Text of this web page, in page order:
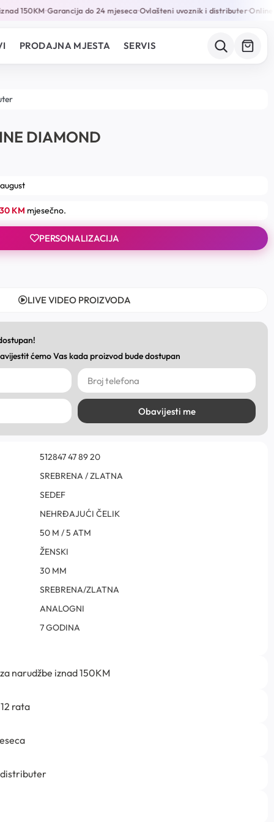
150KM•Garancija do 24 mjeseca•Ovlašteni uvoznik i distributer•Online
PRODAJNA MJESTA SERVIS
DIAMOND
KM mjesečno.
PERSONALIZACIJA
LIVE VIDEO PROIZVODA
ćemo Vas kada proizvod bude dostupan
Obavijesti me
512847 47 89 20
SREBRENA / ZLATNA
SEDEF
NEHRĐAJUĆI ČELIK
50 M / 5 ATM
ŽENSKI
30 MM
SREBRENA/ZLATNA
ANALOGNI
7 GODINA
narudžbe iznad 150KM
rata